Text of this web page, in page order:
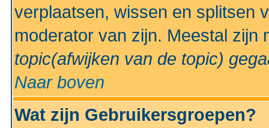
verplaatsen, wissen en splitsen
moderator van zijn. Meestal
topic(afwijken van de topic)
Naar boven
Wat zijn Gebruikersgroepen?